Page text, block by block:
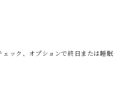
ック、オプションで終日または睡眠